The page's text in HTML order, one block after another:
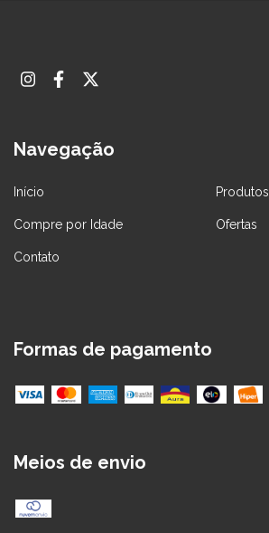
Navegação
Início Produtos
Compre por Idade Ofertas
Contato
Formas de pagamento
Meios de envio